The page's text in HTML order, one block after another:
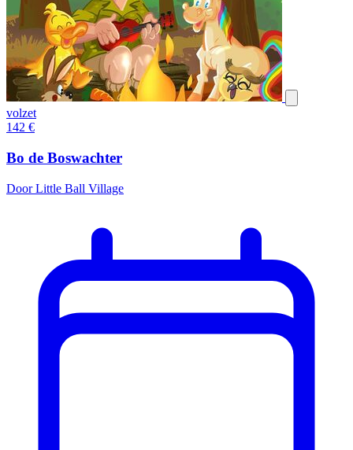
volzet
142 €
Bo de Boswachter
Door Little Ball Village